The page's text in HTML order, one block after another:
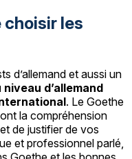
choisir les
d’allemand et aussi un
d’allemand
. Le Goethe
la compréhension
de justifier de vos
et professionnel parlé,